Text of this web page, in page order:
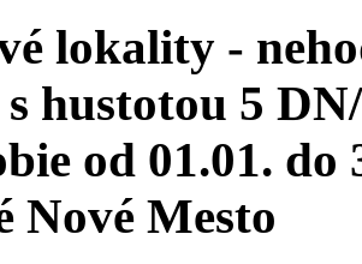
lokality -
s hustotou 5
od 01.01. do
Nové Mesto